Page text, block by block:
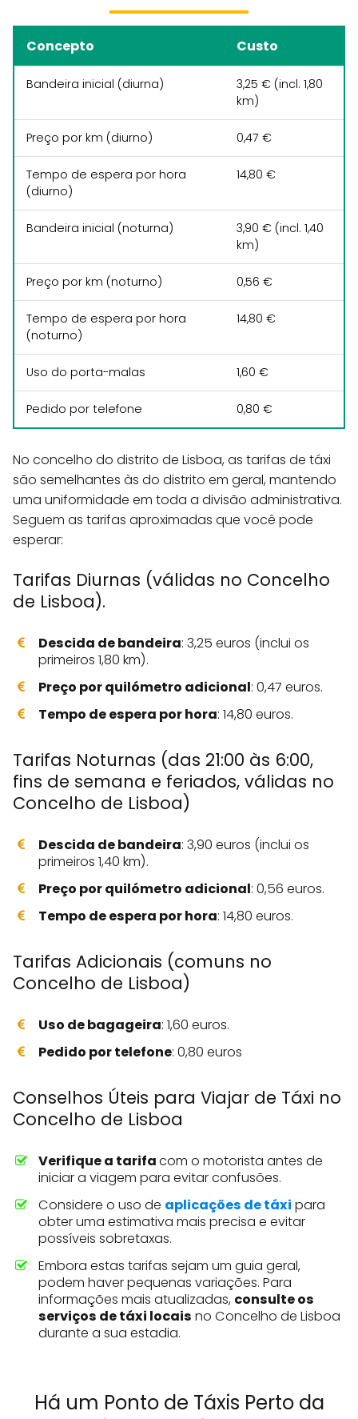
Concepto Custo
Bandeira inicial (diurna)
3,25 € (incl. 1,80
km)
Preço por km (diurno) 0,47 €
Tempo de espera por hora
(diurno)
14,80 €
Bandeira inicial (noturna)
3,90 € (incl. 1,40
km)
Preço por km (noturno) 0,56 €
Tempo de espera por hora
(noturno)
14,80 €
Uso do porta-malas 1,60 €
Pedido por telefone 0,80 €
No concelho do distrito de Lisboa, as tarifas de táxi
são semelhantes às do distrito em geral, mantendo
uma uniformidade em toda a divisão administrativa.
Seguem as tarifas aproximadas que você pode
esperar:
Tarifas Diurnas (válidas no Concelho
de Lisboa).
Descida de bandeira: 3,25 euros (inclui os
primeiros 1,80 km).
Preço por quilómetro adicional: 0,47 euros.
Tempo de espera por hora: 14,80 euros.
Tarifas Noturnas (das 21:00 às 6:00,
fins de semana e feriados, válidas no
Concelho de Lisboa)
Descida de bandeira: 3,90 euros (inclui os
primeiros 1,40 km).
Preço por quilómetro adicional: 0,56 euros.
Tempo de espera por hora: 14,80 euros.
Tarifas Adicionais (comuns no
Concelho de Lisboa)
Uso de bagageira: 1,60 euros.
Pedido por telefone: 0,80 euros
Conselhos Úteis para Viajar de Táxi no
Concelho de Lisboa
Verifique a tarifacom o motorista antes de
iniciar a viagem para evitar confusões.
Considere o uso de aplicações de táxi para
obter uma estimativa mais precisa e evitar
possíveis sobretaxas.
Embora estas tarifas sejam um guia geral,
podem haver pequenas variações. Para
informações mais atualizadas, consulte os
serviços de táxi locais no Concelho de Lisboa
durante a sua estadia.
Há um Ponto de Táxis Perto da